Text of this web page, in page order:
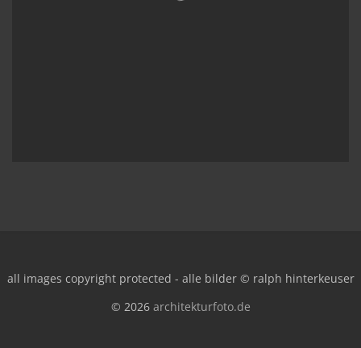
all images copyright protected - alle bilder © ralph hinterkeuser
© 2026 architekturfoto.de